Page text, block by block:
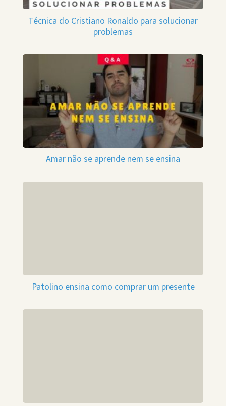
Técnica do Cristiano Ronaldo para solucionar
problemas
Amar não se aprende nem se ensina
Patolino ensina como comprar um presente